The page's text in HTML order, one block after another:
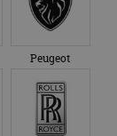
Peugeot